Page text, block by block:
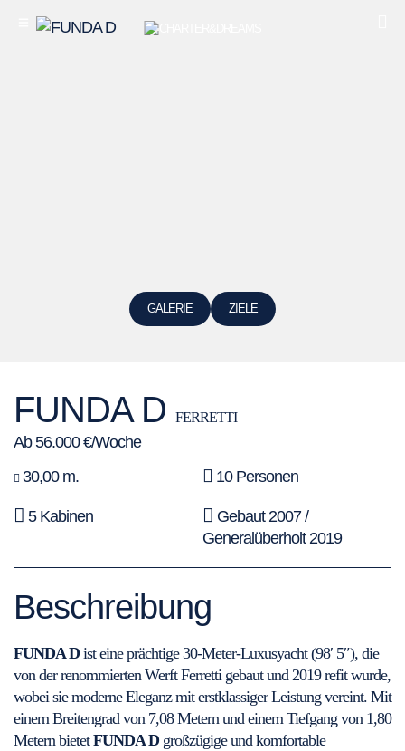
GALERIE ZIELE
FUNDA D FERRETTI
Ab 56.000 €/Woche
30,00 m.
10 Personen
5 Kabinen
Gebaut 2007 /
Generalüberholt 2019
Beschreibung
FUNDA D ist eine prächtige 30-Meter-Luxusyacht (98′ 5″), die
von der renommierten Werft Ferretti gebaut und 2019 refit wurde,
wobei sie moderne Eleganz mit erstklassiger Leistung vereint. Mit
einem Breitengrad von 7,08 Metern und einem Tiefgang von 1,80
Metern bietetFUNDA D großzügige und komfortable